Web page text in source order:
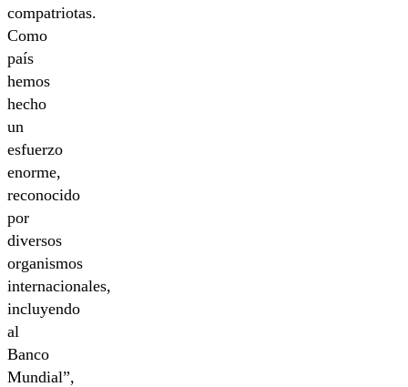
compatriotas.
Como
país
hemos
hecho
un
esfuerzo
enorme,
reconocido
por
diversos
organismos
internacionales,
incluyendo
al
Banco
Mundial”,